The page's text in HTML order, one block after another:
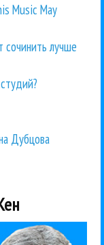
Music May
лучше
Дубцова